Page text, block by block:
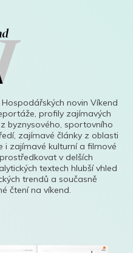
novin Víkend
profily zajímavých
byznysového, sportovního
zajímavé články z oblasti
i zajímavé kulturní a filmové
v delších
textech hlubší vhled
trendů a současně
čtení na víkend.